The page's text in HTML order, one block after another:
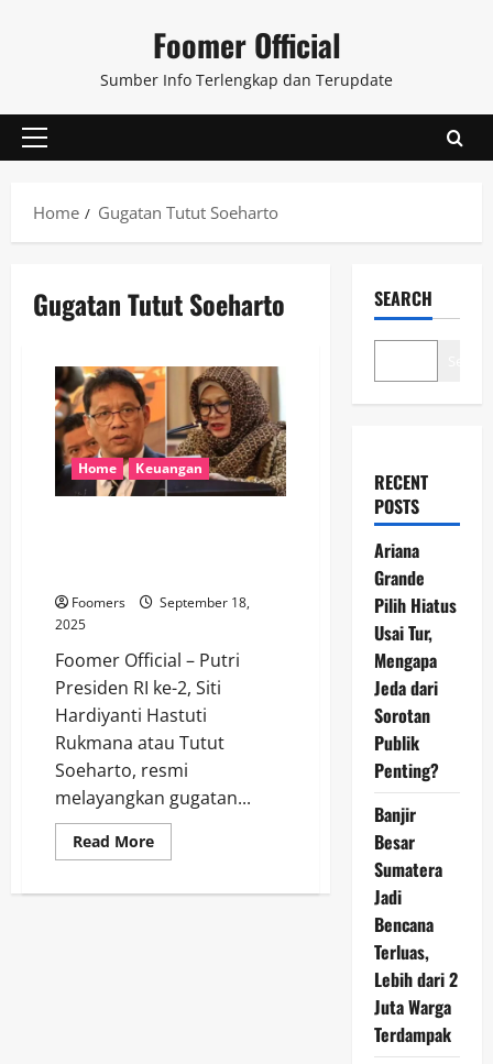
Foomer Official
Sumber Info Terlengkap dan Terupdate
Primary
Home
Gugatan Tutut Soeharto
Gugatan Tutut Soeharto
Home Keuangan
Foomers
September 18,
2025
Foomer Official – Putri
Presiden RI ke-2, Siti
Hardiyanti Hastuti
Rukmana atau Tutut
Soeharto, resmi
melayangkan gugatan...
Read MoreRead
more
Buah
SEARCH
RECENT
POSTS
Ariana
Grande
Pilih Hiatus
Usai Tur,
Mengapa
Jeda dari
Sorotan
Publik
Penting?
Banjir
Besar
Sumatera
Jadi
Bencana
Terluas,
Lebih dari 2
Juta Warga
Terdampak